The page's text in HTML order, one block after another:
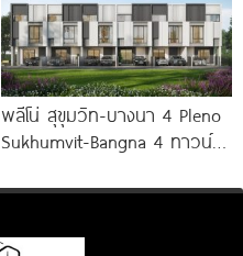
พลีโน่ สุขุมวิท-บางนา 4 Pleno
Sukhumvit-Bangna 4 ทาวน์
MEGA บางนา